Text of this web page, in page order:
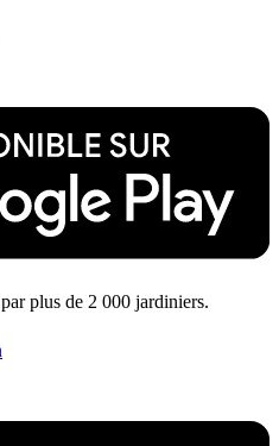
plus de 2 000 jardiniers.